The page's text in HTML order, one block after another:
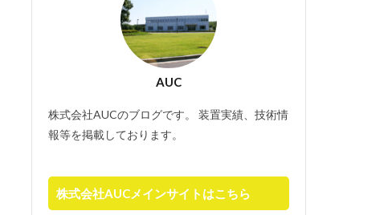
AUC
株式会社AUCのブログです。 装置実績、技術情
報等を掲載しております。
株式会社AUCメインサイトはこちら
ーション組込み用